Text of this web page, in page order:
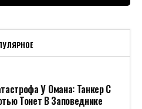
У Омана: Танкер С
Тонет В Заповеднике